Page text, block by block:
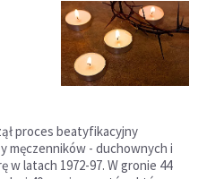
proces beatyfikacyjny
męczenników - duchownych i
w latach 1972-97. W gronie 44